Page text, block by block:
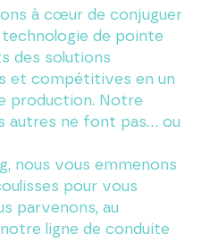
à cœur de conjuguer
de pointe
des solutions
et compétitives en un
production. Notre
autres ne font pas… ou
nous vous emmenons
pour vous
parvenons, au
ligne de conduite